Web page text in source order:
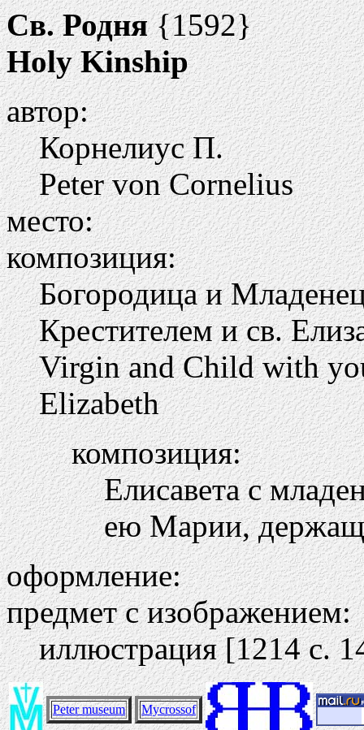
Св. Родня{1592}
Holy Kinship
автор:
Корнелиус П.
Peter von Cornelius
место:
композиция:
Богородица и
Крестителем и св.
Virgin and Child with
Elizabeth
композиция:
Елисавета с
ею Марии,
оформление:
предмет с изображением:
иллюстрация [1214 c.
Peter museum Mycrossof